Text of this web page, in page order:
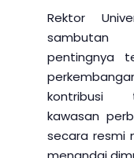
Rektor
sambutan
pentingnya
kontribusi
kawasan
secara resmi